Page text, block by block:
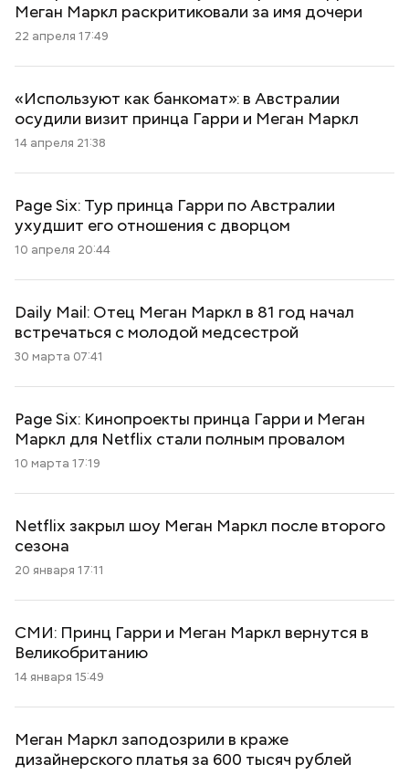
Меган Маркл раскритиковали за имя дочери
22 апреля 17:49
«Используют как банкомат»: в Австралии
осудили визит принца Гарри и Меган Маркл
14 апреля 21:38
Page Six: Тур принца Гарри по Австралии
ухудшит его отношения с дворцом
10 апреля 20:44
Daily Mail: Отец Меган Маркл в 81 год начал
встречаться с молодой медсестрой
30 марта 07:41
Page Six: Кинопроекты принца Гарри и Меган
Маркл для Netflix стали полным провалом
10 марта 17:19
Netflix закрыл шоу Меган Маркл после второго
сезона
20 января 17:11
СМИ: Принц Гарри и Меган Маркл вернутся в
Великобританию
14 января 15:49
Меган Маркл заподозрили в краже
дизайнерского платья за 600 тысяч рублей